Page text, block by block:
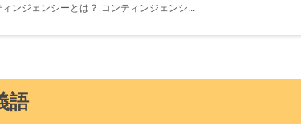
ィンジェンシーとは？ コンティンジェンシ...
語